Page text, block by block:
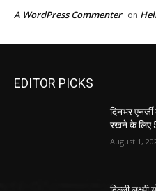
A WordPress Commenter on
EDITOR PICKS
दिनभर
रखने के लिए
August 1,